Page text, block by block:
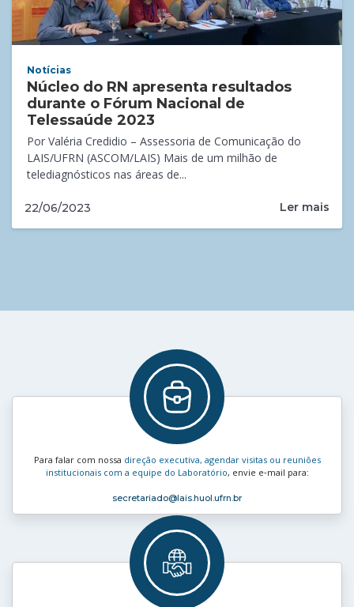
Notícias
Núcleo do RN apresenta resultados
durante o Fórum Nacional de
Telessaúde 2023
Por Valéria Credidio – Assessoria de Comunicação do
LAIS/UFRN (ASCOM/LAIS) Mais de um milhão de
telediagnósticos nas áreas de...
22/06/2023 Ler mais
Para falar com nossa direção executiva, agendar visitas ou reuniões
institucionais com a equipe do Laboratório, envie e‑mail para:
secretariado@lais.huol.ufrn.br